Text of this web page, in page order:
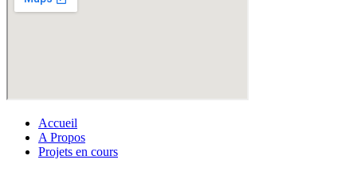
Accueil
A Propos
Projets en cours